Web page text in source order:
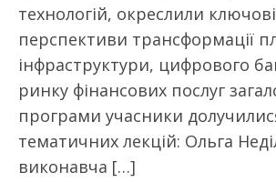
технологій, окреслили
перспективи трансформації
інфраструктури, цифрового
ринку фінансових послуг
програми учасники
тематичних лекцій: Ольга
виконавча […]